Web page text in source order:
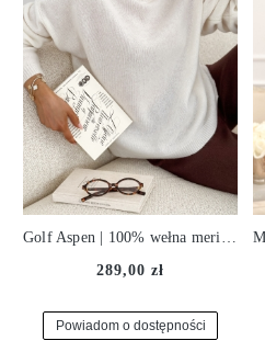
Golf Aspen | 100% wełna merino superfine | ecru ♡
289,00 zł
Powiadom o dostępności